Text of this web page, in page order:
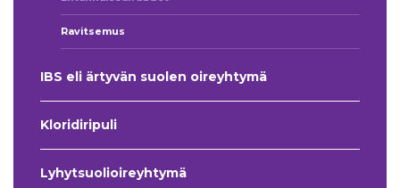
Ravitsemus
IBS eli ärtyvän suolen oireyhtymä
Kloridiripuli
Lyhytsuolioireyhtymä